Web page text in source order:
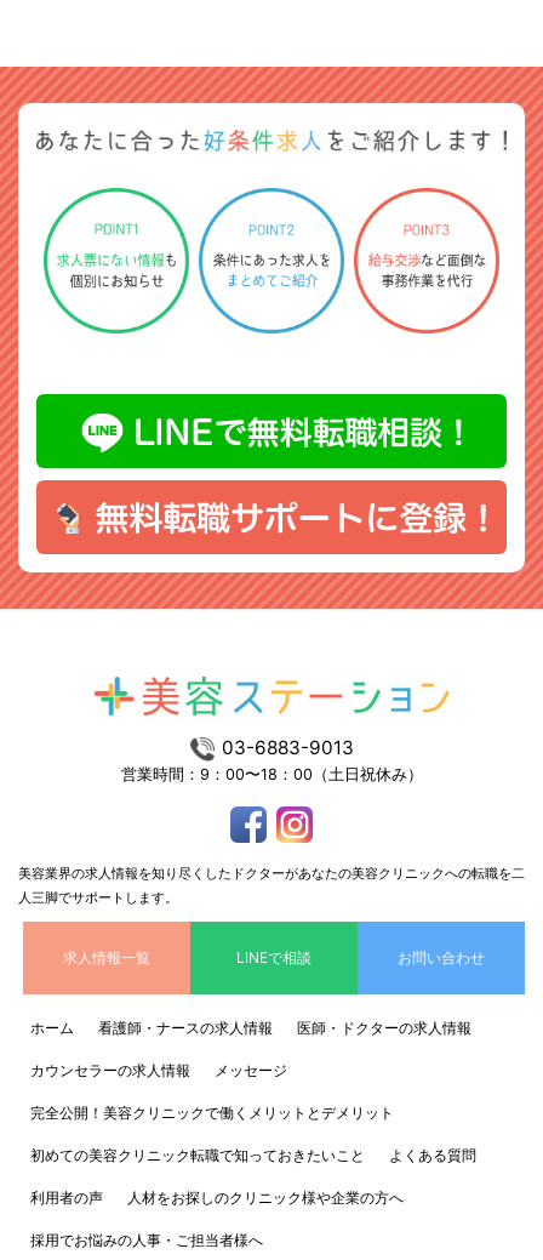
03-6883-9013
営業時間：9：00〜18：00（土日祝休み）
美容業界の求人情報を知り尽くしたドクターがあなたの美容クリニックへの転職を二
人三脚でサポートします。
求人情報一覧 LINEで相談 お問い合わせ
ホーム 看護師・ナースの求人情報 医師・ドクターの求人情報
カウンセラーの求人情報 メッセージ
完全公開！美容クリニックで働くメリットとデメリット
初めての美容クリニック転職で知っておきたいこと よくある質問
利用者の声 人材をお探しのクリニック様や企業の方へ
採用でお悩みの人事・ご担当者様へ